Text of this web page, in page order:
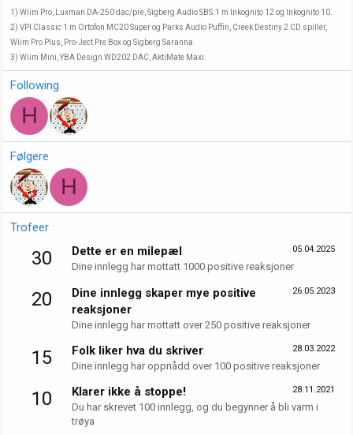
1) Wiim Pro, Luxman DA-250 dac/pre, Sigberg Audio SBS.1 m Inkognito 12 og Inkognito 10.
2) VPI Classic 1 m Ortofon MC20 Super og Parks Audio Puffin, Creek Destiny 2 CD spiller,
Wiim Pro Plus, Pro-Ject Pre Box og Sigberg Saranna.
3) Wiim Mini, YBA Design WD202 DAC, AktiMate Maxi.
Following
H
Følgere
H
Trofeer
30 05.04.2025
Dette er en milepæl
Dine innlegg har mottatt 1000 positive reaksjoner
20 26.05.2023
Dine innlegg skaper mye positive
reaksjoner
Dine innlegg har mottatt over 250 positive reaksjoner
15 28.03.2022
Folk liker hva du skriver
Dine innlegg har oppnådd over 100 positive reaksjoner
10 28.11.2021
Klarer ikke å stoppe!
Du har skrevet 100 innlegg, og du begynner å bli varm i
trøya